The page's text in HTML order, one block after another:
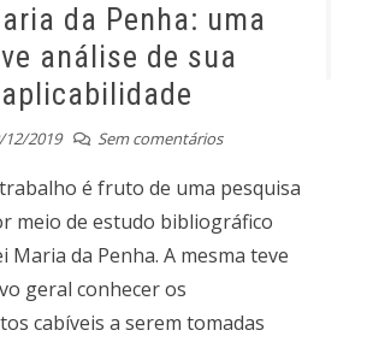
da Penha: uma
análise de sua
aplicabilidade
12/2019 Sem comentários
é fruto de uma pesquisa
meio de estudo bibliográfico
Maria da Penha. A mesma teve
geral conhecer os
cabíveis a serem tomadas